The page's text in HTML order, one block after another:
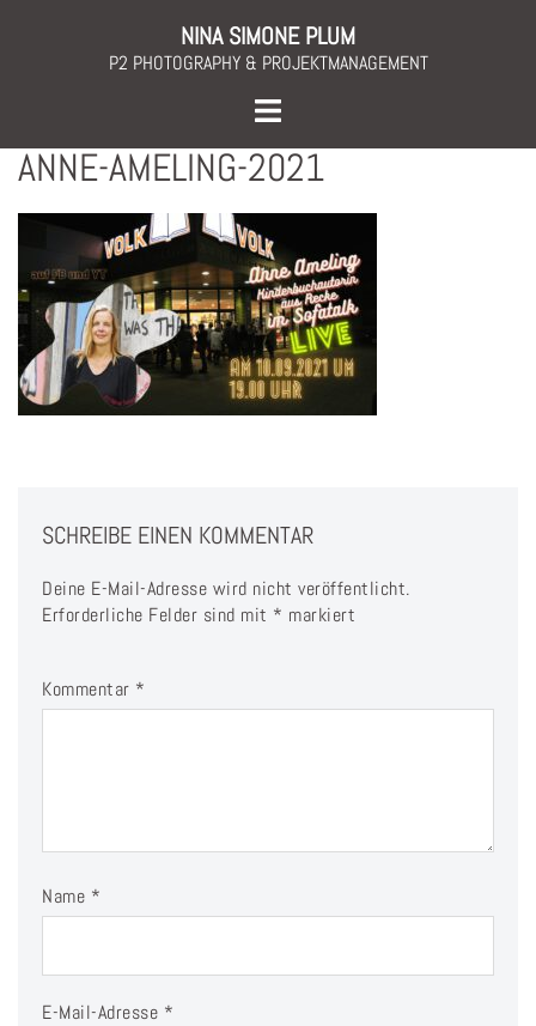
NINA SIMONE PLUM
P2 PHOTOGRAPHY & PROJEKTMANAGEMENT
Toggle
menu
ANNE-AMELING-2021
SCHREIBE EINEN KOMMENTAR
Deine E-Mail-Adresse wird nicht veröffentlicht.
Erforderliche Felder sind mit * markiert
Kommentar *
Name *
E-Mail-Adresse *